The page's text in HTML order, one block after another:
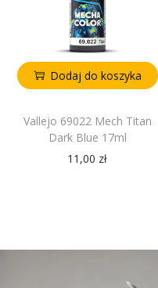
Dodaj do koszyka
Vallejo 69022 Mech Titan
Dark Blue 17ml
11,00 zł